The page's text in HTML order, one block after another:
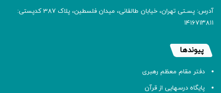
آدرس: پسـتی تهران، خیابان طالقانی، میدان فلسطین، پلاک 387 کدپستی:
۱۴۱۶۷۱۳۸۱۱
پیوندها
دفتر مقام معظم رهبری
پایگاه درسهایی از قرآن